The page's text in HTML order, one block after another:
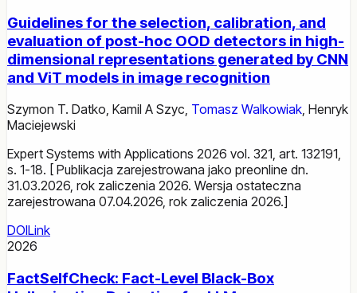
Guidelines for the selection, calibration, and
evaluation of post-hoc OOD detectors in high-
dimensional representations generated by CNN
and ViT models in image recognition
Szymon T. Datko, Kamil A Szyc, Tomasz Walkowiak, Henryk
Maciejewski
Expert Systems with Applications 2026 vol. 321, art. 132191,
s. 1-18. [ Publikacja zarejestrowana jako preonline dn.
31.03.2026, rok zaliczenia 2026. Wersja ostateczna
zarejestrowana 07.04.2026, rok zaliczenia 2026.]
DOILink
2026
FactSelfCheck: Fact-Level Black-Box